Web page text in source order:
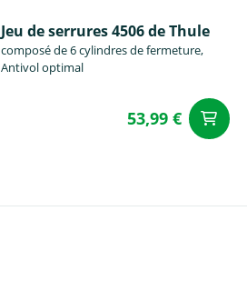
Jeu de serrures 4506 de Thule
composé de 6 cylindres de fermeture,
Antivol optimal
53,99 €